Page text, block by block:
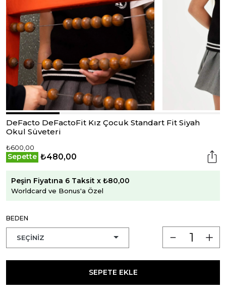
DeFacto DeFactoFit Kız Çocuk Standart Fit Siyah
Okul Süveteri
₺600,00
Sepette ₺480,00
Peşin Fiyatına 6 Taksit x ₺80,00
Worldcard ve Bonus'a Özel
BEDEN
SEPETE EKLE